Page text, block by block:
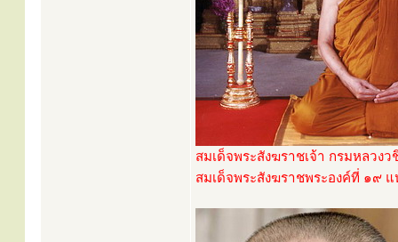
สมเด็จพระสังฆราชเจ้า กรมหลว
สมเด็จพระสังฆราชพระองค์ที่ ๑๙